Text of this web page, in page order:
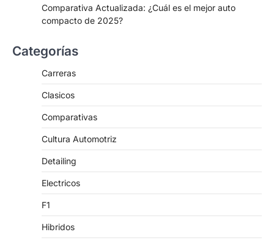
Comparativa Actualizada: ¿Cuál es el mejor auto
compacto de 2025?
Categorías
Carreras
Clasicos
Comparativas
Cultura Automotriz
Detailing
Electricos
F1
Hibridos